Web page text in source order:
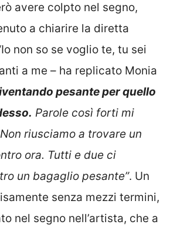
avere colpto nel segno,
a chiarire la diretta
non so se voglio te, tu sei
a me – ha replicato Monia
pesante per quello
Parole così forti mi
riusciamo a trovare un
ora. Tutti e due ci
un bagaglio pesante”. Un
senza mezzi termini,
nel segno nell’artista, che a